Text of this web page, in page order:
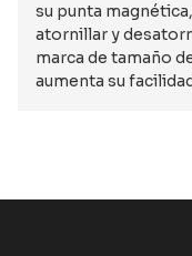
su punta
atornillar y
marca de tamaño
aumenta su